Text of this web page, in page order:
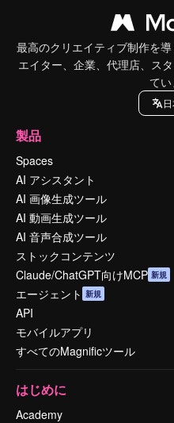
最高のクリエイティブ制作を
エイター、企業、代理店、ス
てい
製品
Spaces
AI アシスタント
AI 画像生成ツール
AI 動画生成ツール
AI 音声合成ツール
ストックコンテンツ
Claude/ChatGPT向けMCP 新規
エージェント 新規
API
モバイルアプリ
すべてのMagnificツール
はじめに
Academy